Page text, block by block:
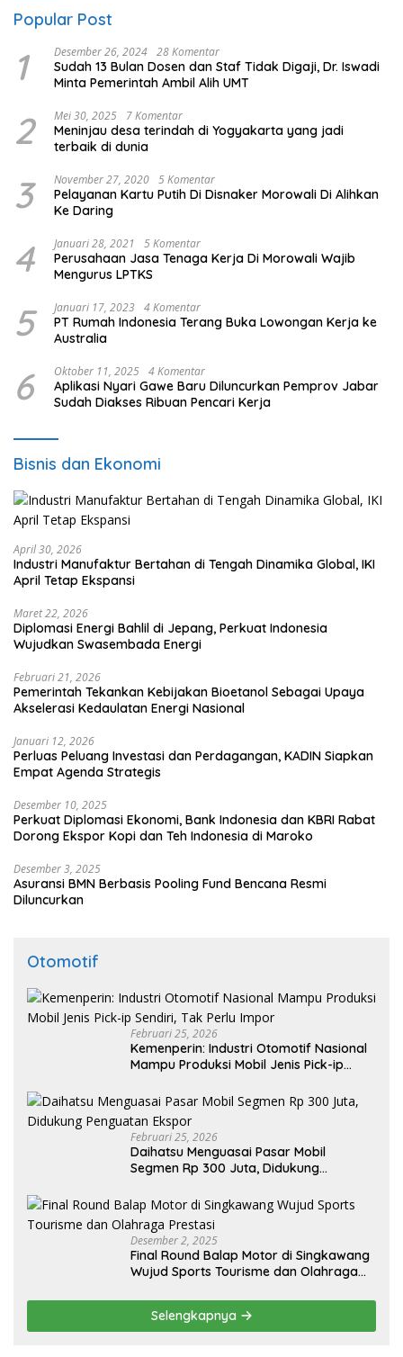
Popular Post
1 Desember 26, 2024 28 Komentar
Sudah 13 Bulan Dosen dan Staf Tidak Digaji, Dr. Iswadi
Minta Pemerintah Ambil Alih UMT
2 Mei 30, 2025 7 Komentar
Meninjau desa terindah di Yogyakarta yang jadi
terbaik di dunia
3 November 27, 2020 5 Komentar
Pelayanan Kartu Putih Di Disnaker Morowali Di Alihkan
Ke Daring
4 Januari 28, 2021 5 Komentar
Perusahaan Jasa Tenaga Kerja Di Morowali Wajib
Mengurus LPTKS
5 Januari 17, 2023 4 Komentar
PT Rumah Indonesia Terang Buka Lowongan Kerja ke
Australia
6 Oktober 11, 2025 4 Komentar
Aplikasi Nyari Gawe Baru Diluncurkan Pemprov Jabar
Sudah Diakses Ribuan Pencari Kerja
Bisnis dan Ekonomi
April 30, 2026
Industri Manufaktur Bertahan di Tengah Dinamika Global, IKI
April Tetap Ekspansi
Maret 22, 2026
Diplomasi Energi Bahlil di Jepang, Perkuat Indonesia
Wujudkan Swasembada Energi
Februari 21, 2026
Pemerintah Tekankan Kebijakan Bioetanol Sebagai Upaya
Akselerasi Kedaulatan Energi Nasional
Januari 12, 2026
Perluas Peluang Investasi dan Perdagangan, KADIN Siapkan
Empat Agenda Strategis
Desember 10, 2025
Perkuat Diplomasi Ekonomi, Bank Indonesia dan KBRI Rabat
Dorong Ekspor Kopi dan Teh Indonesia di Maroko
Desember 3, 2025
Asuransi BMN Berbasis Pooling Fund Bencana Resmi
Diluncurkan
Otomotif
Februari 25, 2026
Kemenperin: Industri Otomotif Nasional
Mampu Produksi Mobil Jenis Pick-ip
Februari 25, 2026
Daihatsu Menguasai Pasar Mobil
Segmen Rp 300 Juta, Didukung
Desember 2, 2025
Final Round Balap Motor di Singkawang
Wujud Sports Tourisme dan Olahraga
Selengkapnya